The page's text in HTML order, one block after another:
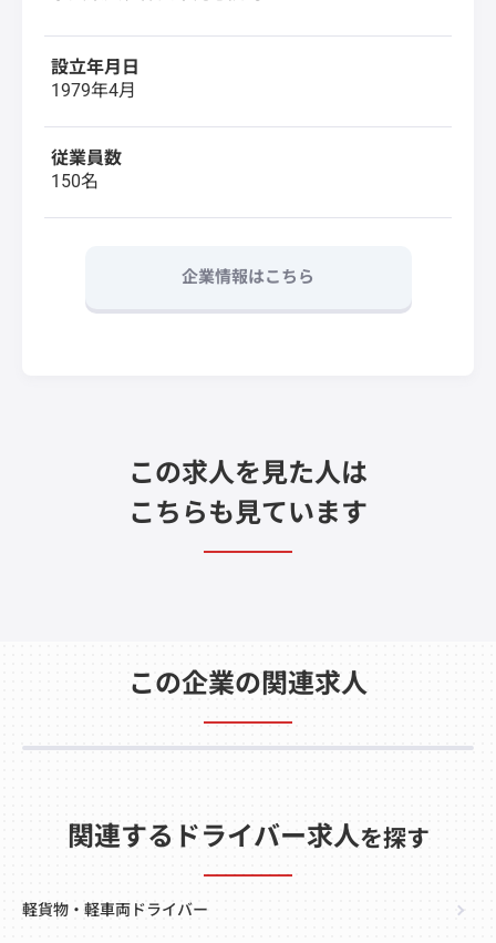
設立年月日
1979年4月
従業員数
150名
企業情報はこちら
この求人を見た人は
こちらも見ています
この企業の関連求人
関連するドライバー求人を探す
軽貨物・軽車両ドライバー